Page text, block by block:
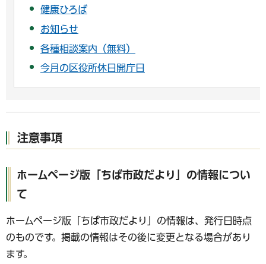
健康ひろば
お知らせ
各種相談案内（無料）
今月の区役所休日開庁日
注意事項
ホームページ版「ちば市政だより」の情報につい
て
ホームページ版「ちば市政だより」の情報は、発行日時点
のものです。掲載の情報はその後に変更となる場合があり
ます。